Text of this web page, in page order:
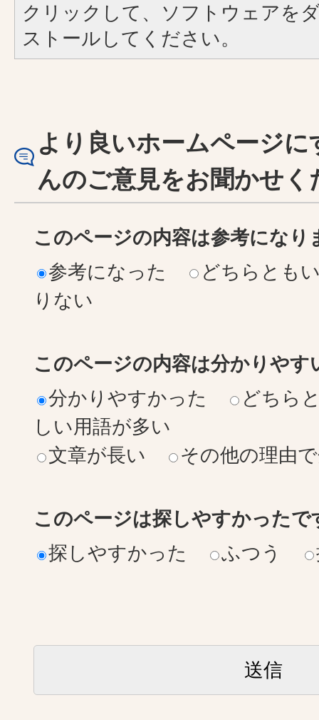
クリックして、ソフトウェアを
ストールしてください。
より良いホームページ
んのご意見をお聞かせく
このページの内容は参考になり
参考になった
どちらとも
りない
このページの内容は分かりやす
分かりやすかった
どちら
しい用語が多い
文章が長い
その他の理由
このページは探しやすかったで
探しやすかった
ふつう